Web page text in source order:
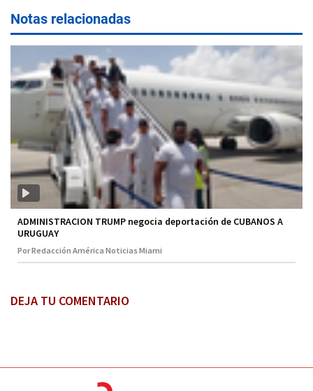
Notas relacionadas
ADMINISTRACION TRUMP negocia deportación de CUBANOS A
URUGUAY
Por Redacción América Noticias Miami
DEJA TU COMENTARIO